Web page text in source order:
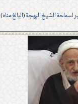
الشيخ البهجة (البالغ مناه)